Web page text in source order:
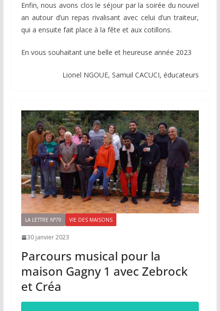
Enfin, nous avons clos le séjour par la soirée du nouvel
an autour d’un repas rivalisant avec celui d’un traiteur,
qui a ensuite fait place à la fête et aux cotillons.
En vous souhaitant une belle et heureuse année 2023
Lionel NGOUE, Samuil CACUCI, éducateurs
LA LETTRE N°79 VIE DES MAISONS
30 janvier 2023
Parcours musical pour la
maison Gagny 1 avec Zebrock
et Créa